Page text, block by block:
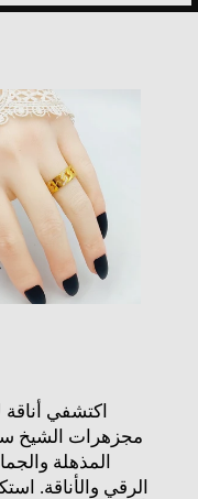
اكتشفي أناقة
مجزهرات الشيخ
المذهلة
الرقي والأناقة.